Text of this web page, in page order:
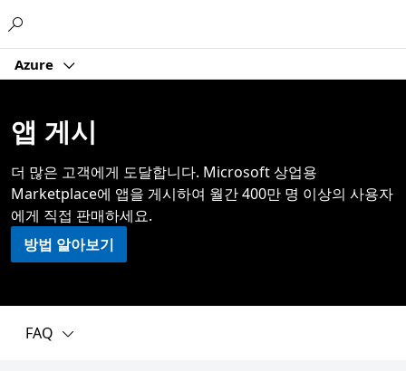
Azure
앱 게시
더 많은 고객에게 도달합니다. Microsoft 상업용
Marketplace에 앱을 게시하여 월간 400만 명 이상의 사용자
에게 직접 판매하세요.
방법 알아보기
FAQ